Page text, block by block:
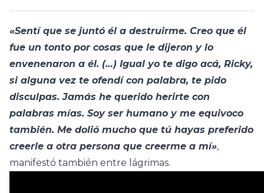
«Sentí que se juntó él a destruirme. Creo que él
fue un tonto por cosas que le dijeron y lo
envenenaron a él. (…) Igual yo te digo acá, Ricky,
si alguna vez te ofendí con palabra, te pido
disculpas. Jamás he querido herirte con
palabras mías. Soy ser humano y me equivoco
también. Me dolió mucho que tú hayas preferido
creerle a otra persona que creerme a mí»,
manifestó también entre lágrimas.